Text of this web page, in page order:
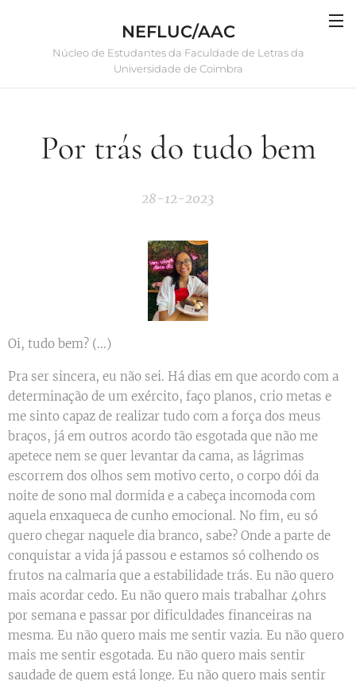
NEFLUC/AAC
Núcleo de Estudantes da Faculdade de Letras da
Universidade de Coimbra
Por trás do tudo bem
28-12-2023
Oi, tudo bem? (...)
Pra ser sincera, eu não sei. Há dias em que acordo com a
determinação de um exército, faço planos, crio metas e
me sinto capaz de realizar tudo com a força dos meus
braços, já em outros acordo tão esgotada que não me
apetece nem se quer levantar da cama, as lágrimas
escorrem dos olhos sem motivo certo, o corpo dói da
noite de sono mal dormida e a cabeça incomoda com
aquela enxaqueca de cunho emocional. No fim, eu só
quero chegar naquele dia branco, sabe? Onde a parte de
conquistar a vida já passou e estamos só colhendo os
frutos na calmaria que a estabilidade trás. Eu não quero
mais acordar cedo. Eu não quero mais trabalhar 40hrs
por semana e passar por dificuldades financeiras na
mesma. Eu não quero mais me sentir vazia. Eu não quero
mais me sentir esgotada. Eu não quero mais sentir
saudade de quem está longe. Eu não quero mais sentir